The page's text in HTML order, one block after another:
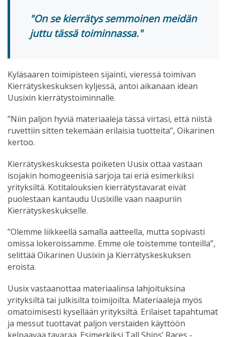
On se kierrätys semmoinen meidän
juttu tässä toiminnassa.
Kyläsaaren toimipisteen sijainti, vieressä toimivan
Kierrätyskeskuksen kyljessä, antoi aikanaan idean
Uusixin kierrätystoiminnalle.
”Niin paljon hyviä materiaaleja tässä virtasi, että niistä
ruvettiin sitten tekemään erilaisia tuotteita”, Oikarinen
kertoo.
Kierrätyskeskuksesta poiketen Uusix ottaa vastaan
isojakin homogeenisiä sarjoja tai eriä esimerkiksi
yrityksiltä. Kotitalouksien kierrätystavarat eivät
puolestaan kantaudu Uusixille vaan naapuriin
Kierrätyskeskukselle.
”Olemme liikkeellä samalla aatteella, mutta sopivasti
omissa lokeroissamme. Emme ole toistemme tonteilla”,
selittää Oikarinen Uusixin ja Kierrätyskeskuksen
eroista.
Uusix vastaanottaa materiaalinsa lahjoituksina
yrityksiltä tai julkisilta toimijoilta. Materiaaleja myös
omatoimisesti kysellään yrityksiltä. Erilaiset tapahtumat
ja messut tuottavat paljon verstaiden käyttöön